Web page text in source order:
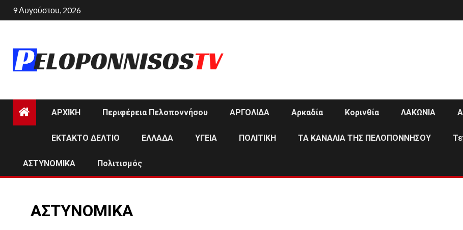
Skip
to
9 Αυγούστου, 2026
ΑΡΧΙΚΗ Περιφέρεια Πελοποννήσου ΑΡΓΟΛΙΔΑ Αρκαδία Κορινθία ΛΑΚΩΝΙΑ
ΕΚΤΑΚΤΟ ΔΕΛΤΙΟ ΕΛΛΑΔΑ ΥΓΕΙΑ ΠΟΛΙΤΙΚΗ ΤΑ ΚΑΝΑΛΙΑ ΤΗΣ ΠΕΛΟΠΟΝΝΗΣΟΥ
ΑΣΤΥΝΟΜΙΚΑ Πολιτισμός
ΑΣΤΥΝΟΜΙΚΑ